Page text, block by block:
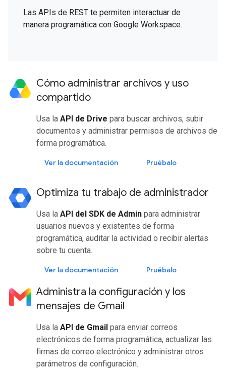
Las APIs de REST te permiten interactuar de
manera programática con Google Workspace.
Cómo administrar archivos y uso
compartido
Usa la API de Drive para buscar archivos, subir
documentos y administrar permisos de archivos de
forma programática.
Ver la documentación Pruébalo
Optimiza tu trabajo de administrador
Usa la API del SDK de Admin para administrar
usuarios nuevos y existentes de forma
programática, auditar la actividad o recibir alertas
sobre tu cuenta.
Ver la documentación Pruébalo
Administra la configuración y los
mensajes de Gmail
Usa la API de Gmail para enviar correos
electrónicos de forma programática, actualizar las
firmas de correo electrónico y administrar otros
parámetros de configuración.